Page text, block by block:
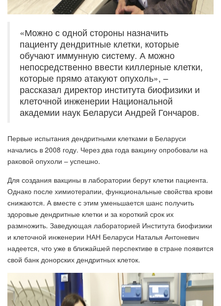
«Можно с одной стороны назначить
пациенту дендритные клетки, которые
обучают иммунную систему. А можно
непосредственно ввести киллерные клетки,
которые прямо атакуют опухоль», –
рассказал директор института биофизики и
клеточной инженерии Национальной
академии наук Беларуси Андрей Гончаров.
Первые испытания дендритными клетками в Беларуси
начались в 2008 году. Через два года вакцину опробовали на
раковой опухоли – успешно.
Для создания вакцины в лаборатории берут клетки пациента.
Однако после химиотерапии, функциональные свойства крови
снижаются. А вместе с этим уменьшается шанс получить
здоровые дендритные клетки и за короткий срок их
размножить. Заведующая лабораторией Института биофизики
и клеточной инженерии НАН Беларуси Наталья Антоневич
надеется, что уже в ближайшей перспективе в стране появится
свой банк донорских дендритных клеток.